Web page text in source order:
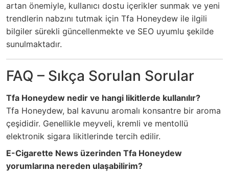
artan önemiyle, kullanıcı dostu içerikler sunmak ve yeni
trendlerin nabzını tutmak için Tfa Honeydew ile ilgili
bilgiler sürekli güncellenmekte ve SEO uyumlu şekilde
sunulmaktadır.
FAQ – Sıkça Sorulan Sorular
Tfa Honeydew nedir ve hangi likitlerde kullanılır?
Tfa Honeydew, bal kavunu aromalı konsantre bir aroma
çeşididir. Genellikle meyveli, kremli ve mentollü
elektronik sigara likitlerinde tercih edilir.
E-Cigarette News üzerinden Tfa Honeydew
yorumlarına nereden ulaşabilirim?